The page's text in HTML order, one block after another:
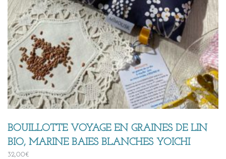
BOUILLOTTE VOYAGE EN GRAINES DE LIN
BIO, MARINE BAIES BLANCHES YOICHI
32,00€